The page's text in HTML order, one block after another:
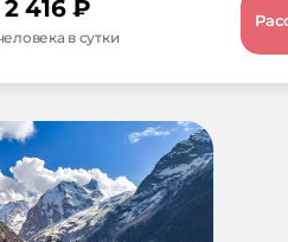
2 416₽
в сутки